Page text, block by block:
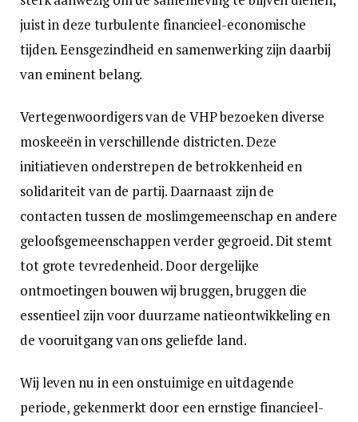
juist in deze turbulente financieel-economische
tijden. Eensgezindheid en samenwerking zijn daarbij
van eminent belang.
Vertegenwoordigers van de VHP bezoeken diverse
moskeeën in verschillende districten. Deze
initiatieven onderstrepen de betrokkenheid en
solidariteit van de partij. Daarnaast zijn de
contacten tussen de moslimgemeenschap en andere
geloofsgemeenschappen verder gegroeid. Dit stemt
tot grote tevredenheid. Door dergelijke
ontmoetingen bouwen wij bruggen, bruggen die
essentieel zijn voor duurzame natieontwikkeling en
de vooruitgang van ons geliefde land.
Wij leven nu in een onstuimige en uitdagende
periode, gekenmerkt door een ernstige financieel-